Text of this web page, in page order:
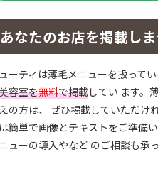
なたのお店を掲載しま
ーティは薄毛メニューを扱ってい
容室を無料で掲載してい ます。
の方は、 ぜひ掲載していただけ
簡単で画像とテキストをご準備い
ューの導入やなど のご相談も承っ